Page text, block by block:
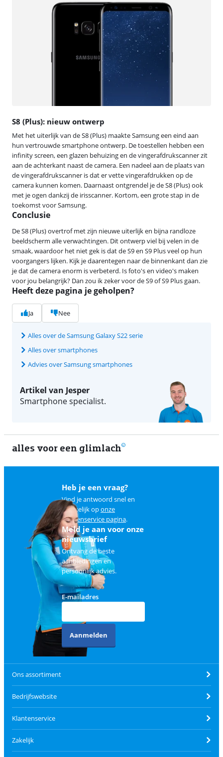
S8 (Plus): nieuw ontwerp
Met het uiterlijk van de S8 (Plus) maakte Samsung een eind aan
hun vertrouwde smartphone ontwerp. De toestellen hebben een
infinity screen, een glazen behuizing en de vingerafdrukscanner zit
aan de achterkant naast de camera. Een nadeel aan de plaats van
de vingerafdrukscanner is dat er vette vingerafdrukken op de
camera kunnen komen. Daarnaast ontgrendel je de S8 (Plus) ook
met je ogen dankzij de irisscanner. Kortom, een grote stap in de
toekomst voor Samsung.
Conclusie
De S8 (Plus) overtrof met zijn nieuwe uiterlijk en bijna randloze
beeldscherm alle verwachtingen. Dit ontwerp viel bij velen in de
smaak, waardoor het niet gek is dat de S9 en S9 Plus veel op hun
voorgangers lijken. Kijk je daarentegen naar de binnenkant dan zie
je dat de camera enorm is verbeterd. Is foto's en video's maken
voor jou belangrijk? Dan zou ik zeker voor de S9 of S9 Plus gaan.
Heeft deze pagina je geholpen?
Ja Nee
Alles over de Samsung Galaxy S22 serie
Alles over smartphones
Advies over Samsung smartphones
Artikel van Jesper
Smartphone specialist.
alles voor een glimlach
Heb je een vraag?
Vind je antwoord snel en
makkelijk oponze
klantenservice pagina.
Meld je aan voor onze
nieuwsbrief
Ontvang de beste
aanbiedingen en
persoonlijk advies.
E-mailadres
Aanmelden
Ons assortiment
Bedrijfswebsite
Klantenservice
Zakelijk